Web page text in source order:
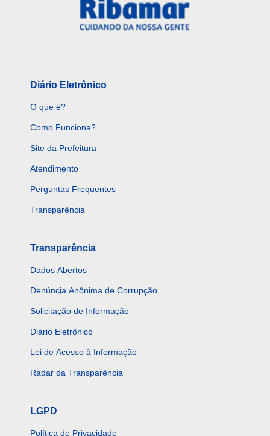
Diário Eletrônico
O que é?
Como Funciona?
Site da Prefeitura
Atendimento
Perguntas Frequentes
Transparência
Transparência
Dados Abertos
Denúncia Anônima de Corrupção
Solicitação de Informação
Diário Eletrônico
Lei de Acesso à Informação
Radar da Transparência
LGPD
Política de Privacidade